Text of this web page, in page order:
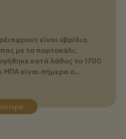
είναι υβρίδιο,
με το πορτοκάλι;
κατά λάθος το 1700
ΗΠΑ είναι σήμερα ο...